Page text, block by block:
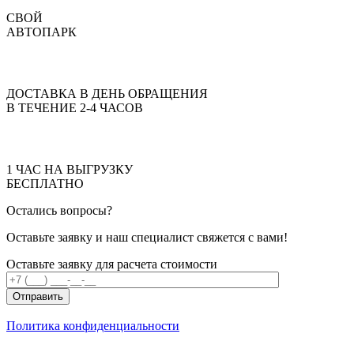
СВОЙ
АВТОПАРК
ДОСТАВКА В ДЕНЬ ОБРАЩЕНИЯ
В ТЕЧЕНИЕ 2-4 ЧАСОВ
1 ЧАС НА ВЫГРУЗКУ
БЕСПЛАТНО
Остались вопросы?
Оставьте заявку и наш специалист свяжется с вами!
Оставьте заявку для расчета стоимости
Отправить
Политика конфиденциальности